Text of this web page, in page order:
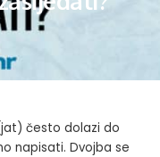
često dolazi do
napisati. Dvojba se